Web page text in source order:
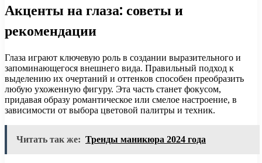
Акценты на глаза: советы и
рекомендации
Глаза играют ключевую роль в создании выразительного и
запоминающегося внешнего вида. Правильный подход к
выделению их очертаний и оттенков способен преобразить
любую ухоженную фигуру. Эта часть станет фокусом,
придавая образу романтическое или смелое настроение, в
зависимости от выбора цветовой палитры и техник.
Читать так же: Тренды маникюра 2024 года